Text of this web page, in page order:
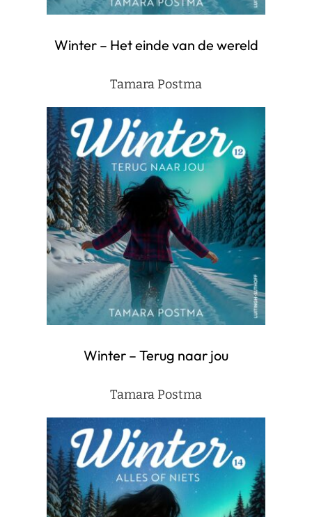
Winter – Het einde van de wereld
Tamara Postma
Winter – Terug naar jou
Tamara Postma